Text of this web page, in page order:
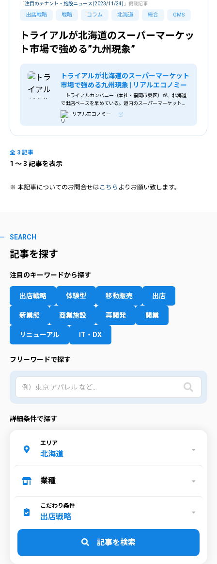
出店戦略 戦略 コラム 北海道 総合 GMS
「注目のテナント・施設ニュース(2023/11/24) 」掲載記事
トライアルが北海道のスーパーマーケッ
ト市場で強める”九州現象”
トライアルが北海道のスーパーマーケット
市場で強める九州現象 | リアルエコノミー
トライアルカンパニー（本社・福岡市東区）が、北海道
で出店ペースを早めている。道内のスーパーマーケットの
新規出店が抑制気味の中、トライアルカンパニーの勢いが
目立つ。数年内に地域シェアの変化をもたらしそうだ。
（写真は、「スーパーセンタートライ…
リアルエコノミー
全 3 記事
1 〜 3 記事を表示
※ 本記事についてのお問合せは こちら よりお願い致します。
SEARCH
記事を探す
注目のキーワードから探す
出店戦略 体験型 移動販売 出店
新業態 商業施設 再開発 開業
リニューアル IT・DX
フリーワードで探す
詳細条件で探す
エリア
北海道
業種
こだわり条件
出店戦略
記事を検索